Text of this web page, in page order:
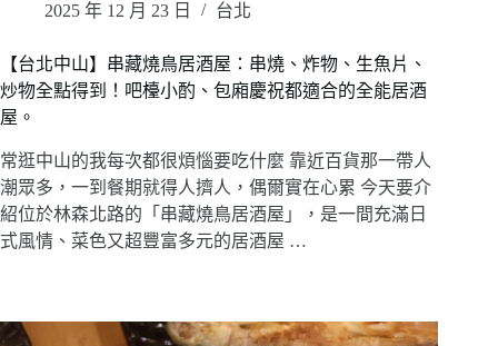
2025 年 12 月 23 日 台北
【台北中山】串藏燒鳥居酒屋：串燒、炸物、生魚片、
炒物全點得到！吧檯小酌、包廂慶祝都適合的全能居酒
屋。
常逛中山的我每次都很煩惱要吃什麼 靠近百貨那一帶人
潮眾多，一到餐期就得人擠人，偶爾實在心累 今天要介
紹位於林森北路的「串藏燒鳥居酒屋」，是一間充滿日
式風情、菜色又超豐富多元的居酒屋 …